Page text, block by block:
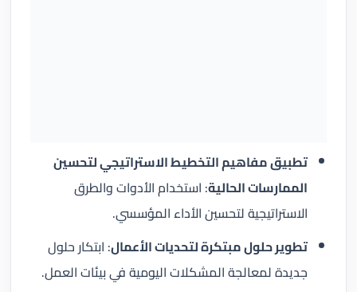
تطبيق مفاهيم التخطيط الاستراتيجي لتحسين
الممارسات الحالية: استخدام الأدوات والطرق
الاستراتيجية لتحسين الأداء المؤسسي.
تطوير حلول مبتكرة لتحديات الأعمال: ابتكار حلول
جديدة لمعالجة المشكلات اليومية في بيئات العمل.